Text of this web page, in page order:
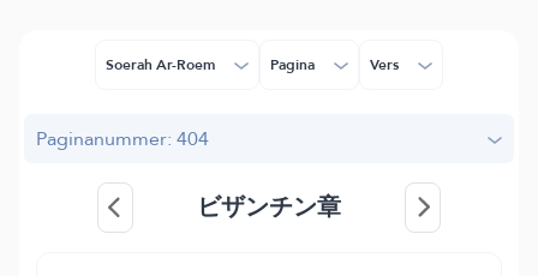
Soerah Ar-Roem Pagina Vers
Paginanummer: 404
ビザンチン章